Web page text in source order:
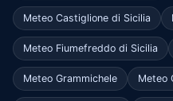
Meteo Castiglione di Sicilia
Meteo Fiumefreddo di Sicilia
Meteo Grammichele Meteo